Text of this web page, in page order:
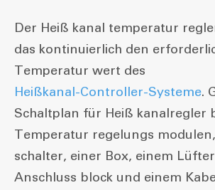
Der Heiß kanal temperatur
das kontinuierlich den
Temperatur wert des
Heißkanal-Controller-Systeme.
Schaltplan für Heiß kanalregler
Temperatur regelungs
schalter, einer Box, einem
Anschluss block und einem